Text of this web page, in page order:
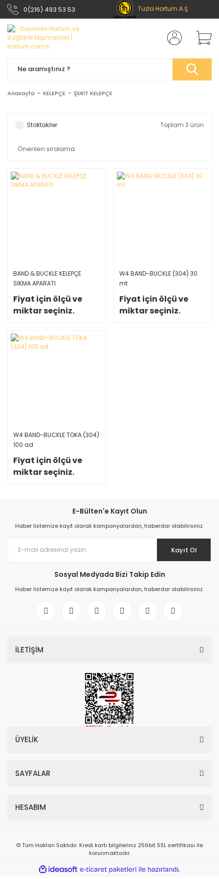
0(216) 493 53 53 Tuzla Hortum A.Ş.
Anasayfa KELEPÇE ŞERİT KELEPÇE
Stoktakiler Toplam 3 ürün
BAND & BUCKLE KELEPÇE
SIKMA APARATI
Fiyat için ölçü ve
miktar seçiniz.
W4 BAND-BUCKLE (304) 30
mt
Fiyat için ölçü ve
miktar seçiniz.
W4 BAND-BUCKLE TOKA (304)
100 ad
Fiyat için ölçü ve
miktar seçiniz.
E-Bülten'e Kayıt Olun
Haber listemize kayıt olarak kampanyalardan, haberdar olabilirsiniz.
Kayıt Ol
Sosyal Medyada Bizi Takip Edin
Haber listemize kayıt olarak kampanyalardan, haberdar olabilirsiniz.
İLETİŞİM
ÜYELİK
SAYFALAR
HESABIM
© Tüm Hakları Saklıdır. Kredi kartı bilgileriniz 256bit SSL sertifikası ile
korunmaktadır.
ideasoft
e-